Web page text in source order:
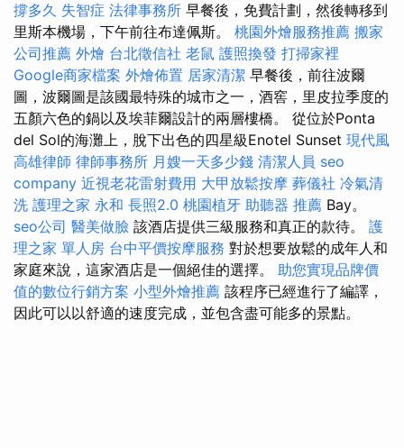
撐多久 失智症 法律事務所 早餐後，免費計劃，然後轉移到
里斯本機場，下午前往布達佩斯。 桃園外燴服務推薦 搬家
公司推薦 外燴 台北徵信社 老鼠 護照換發 打掃家裡
Google商家檔案 外燴佈置 居家清潔 早餐後，前往波爾
圖，波爾圖是該國最特殊的城市之一，酒窖，里皮拉季度的
五顏六色的鍋以及埃菲爾設計的兩層樓橋。 從位於Ponta
del Sol的海灘上，脫下出色的四星級Enotel Sunset 現代風
高雄律師 律師事務所 月嫂一天多少錢 清潔人員 seo
company 近視老花雷射費用 大甲放鬆按摩 葬儀社 冷氣清
洗 護理之家 永和 長照2.0 桃園植牙 助聽器 推薦 Bay。
seo公司 醫美做臉 該酒店提供三級服務和真正的款待。 護
理之家 單人房 台中平價按摩服務 對於想要放鬆的成年人和
家庭來說，這家酒店是一個絕佳的選擇。 助您實現品牌價
值的數位行銷方案 小型外燴推薦 該程序已經進行了編譯，
因此可以以舒適的速度完成，並包含盡可能多的景點。